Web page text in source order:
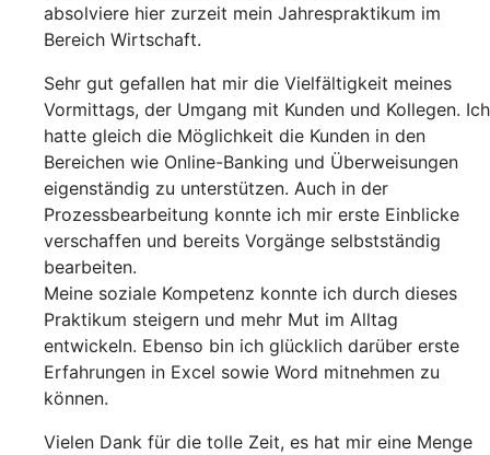
absolviere hier zurzeit mein Jahrespraktikum im
Bereich Wirtschaft.
Sehr gut gefallen hat mir die Vielfältigkeit meines
Vormittags, der Umgang mit Kunden und Kollegen. Ich
hatte gleich die Möglichkeit die Kunden in den
Bereichen wie Online-Banking und Überweisungen
eigenständig zu unterstützen. Auch in der
Prozessbearbeitung konnte ich mir erste Einblicke
verschaffen und bereits Vorgänge selbstständig
bearbeiten.
Meine soziale Kompetenz konnte ich durch dieses
Praktikum steigern und mehr Mut im Alltag
entwickeln. Ebenso bin ich glücklich darüber erste
Erfahrungen in Excel sowie Word mitnehmen zu
können.
Vielen Dank für die tolle Zeit, es hat mir eine Menge